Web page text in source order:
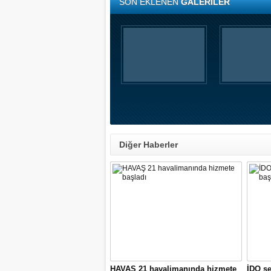
Diğer Haberler
HAVAŞ 21 havalimanında hizmete
İDO